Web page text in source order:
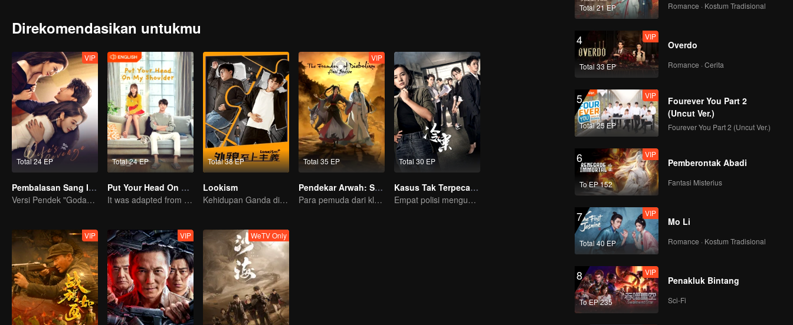
Direkomendasikan untukmu
Total 24 EP
VIP
Pembalasan Sang Istri
Versi Pendek "Godaan Pulang"
Total 24 EP
Put Your Head On My Shoulder (Eng Dub)
It was adapted from the same series of novels as "A Love so Beautiful"
Total 38 EP
Lookism
Kehidupan Ganda di Rumah Mewah: Menjadi Tampan
Total 35 EP
VIP
Pendekar Arwah: S1 - S3
Para pemuda dari klan pembudidaya, bersatu melawan kejahatan demi kedamaian bersama
Total 30 EP
Kasus Tak Terpecahkan
Empat polisi mengungkap kebenaran kasus dingin
VIP VIP WeTV Only
Total 21 EP Romance · Kostum Tradisional
4
Total 33 EP
VIP
Overdo
Romance · Cerita
5
Total 25 EP
VIP
Fourever You Part 2
(Uncut Ver.)
Fourever You Part 2 (Uncut Ver.)
6
To EP 152
VIP
Pemberontak Abadi
Fantasi Misterius
7
Total 40 EP
VIP
Mo Li
Romance · Kostum Tradisional
8
To EP 235
VIP
Penakluk Bintang
Sci-Fi